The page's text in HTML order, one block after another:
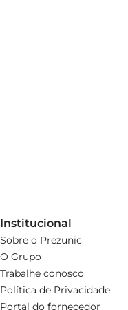
Institucional
Sobre o Prezunic
O Grupo
Trabalhe conosco
Política de Privacidade
Portal do fornecedor